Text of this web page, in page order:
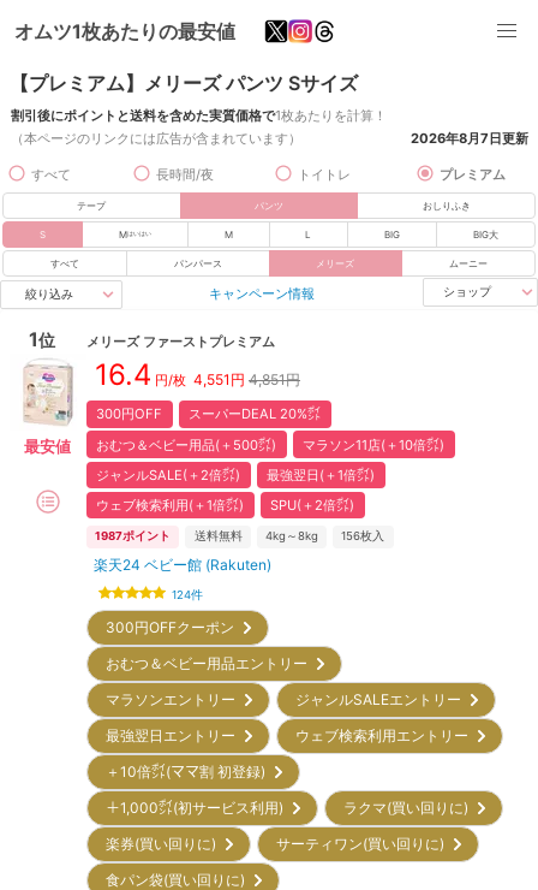
オムツ1枚あたりの最安値
【プレミアム】メリーズ パンツ Sサイズ
割引後にポイントと送料を含めた実質価格で1枚あたりを計算！
（本ページのリンクには広告が含まれています）
2026年8月7日更新
すべて 長時間/夜 トイトレ プレミアム
テープ パンツ おしりふき
S Mはいはい M L BIG BIG大
すべて パンパース メリーズ ムーニー
絞り込み キャンペーン情報 ショップ
1位
最安値
メリーズ ファーストプレミアム
16.4 円/枚 4,551 円 4,851円
300円OFF
スーパーDEAL 20%㌽
おむつ＆ベビー用品(＋500㌽)
マラソン11店(＋10倍㌽)
ジャンルSALE(＋2倍㌽)
最強翌日(＋1倍㌽)
ウェブ検索利用(＋1倍㌽)
SPU(＋2倍㌽)
1987ポイント 送料無料 4kg～8kg 156枚入
楽天24 ベビー館 (Rakuten)
124件
300円OFFクーポン
おむつ＆ベビー用品エントリー
マラソンエントリー
ジャンルSALEエントリー
最強翌日エントリー
ウェブ検索利用エントリー
＋10倍㌽(ママ割 初登録)
＋1,000㌽(初サービス利用)
ラクマ(買い回りに)
楽券(買い回りに)
サーティワン(買い回りに)
食パン袋(買い回りに)